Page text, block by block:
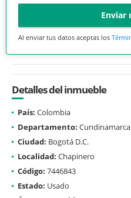
Enviar
Al enviar tus datos aceptas los
Detalles del inmueble
País: Colombia
Departamento: Cundinamarca
Ciudad: Bogotá D.C.
Localidad: Chapinero
Código: 7446843
Estado: Usado